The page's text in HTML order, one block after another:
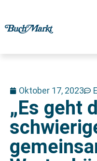
Oktober 17, 2023
„Es geht